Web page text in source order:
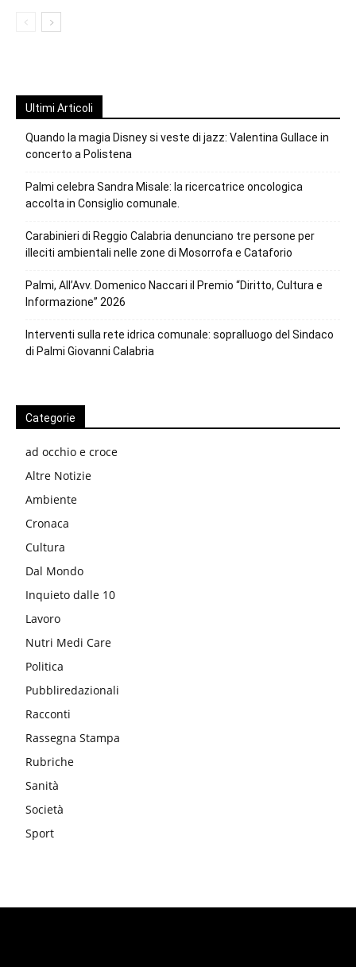
Ultimi Articoli
Quando la magia Disney si veste di jazz: Valentina Gullace in
concerto a Polistena
Palmi celebra Sandra Misale: la ricercatrice oncologica
accolta in Consiglio comunale.
Carabinieri di Reggio Calabria denunciano tre persone per
illeciti ambientali nelle zone di Mosorrofa e Cataforio
Palmi, All’Avv. Domenico Naccari il Premio “Diritto, Cultura e
Informazione” 2026
Interventi sulla rete idrica comunale: sopralluogo del Sindaco
di Palmi Giovanni Calabria
Categorie
ad occhio e croce
Altre Notizie
Ambiente
Cronaca
Cultura
Dal Mondo
Inquieto dalle 10
Lavoro
Nutri Medi Care
Politica
Pubbliredazionali
Racconti
Rassegna Stampa
Rubriche
Sanità
Società
Sport